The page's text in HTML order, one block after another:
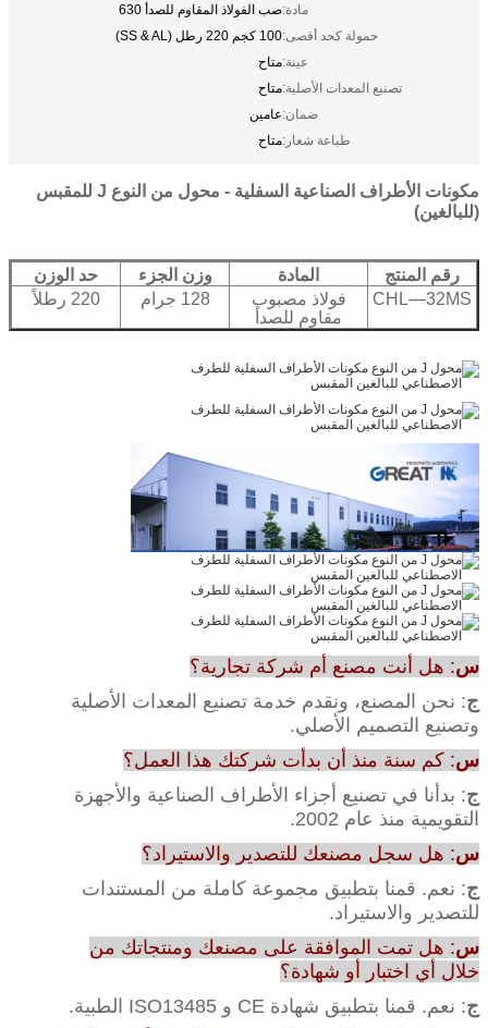
مادة:صب الفولاذ المقاوم للصدأ 630
حمولة كحد أقصى:100 كجم 220 رطل (SS & AL)
عينة:متاح
تصنيع المعدات الأصلية:متاح
ضمان:عامين
طباعة شعار:متاح
مكونات الأطراف الصناعية السفلية - محول من النوع J للمقبس
(للبالغين)
رقم المنتج المادة وزن الجزء
حد الوزن
CHL—32MS
فولاذ مصبوب
مقاوم للصدأ
128 جرام 220 رطلاً
س: هل أنت مصنع أم شركة تجارية؟
ج: نحن المصنع، ونقدم خدمة تصنيع المعدات الأصلية
وتصنيع التصميم الأصلي.
س: كم سنة منذ أن بدأت شركتك هذا العمل؟
ج: بدأنا في تصنيع أجزاء الأطراف الصناعية والأجهزة
التقويمية منذ عام 2002.
س: هل سجل مصنعك للتصدير والاستيراد؟
ج: نعم. قمنا بتطبيق مجموعة كاملة من المستندات
للتصدير والاستيراد.
س: هل تمت الموافقة على مصنعك ومنتجاتك من
خلال أي اختبار أو شهادة؟
ج: نعم. قمنا بتطبيق شهادة CE و ISO13485 الطبية.